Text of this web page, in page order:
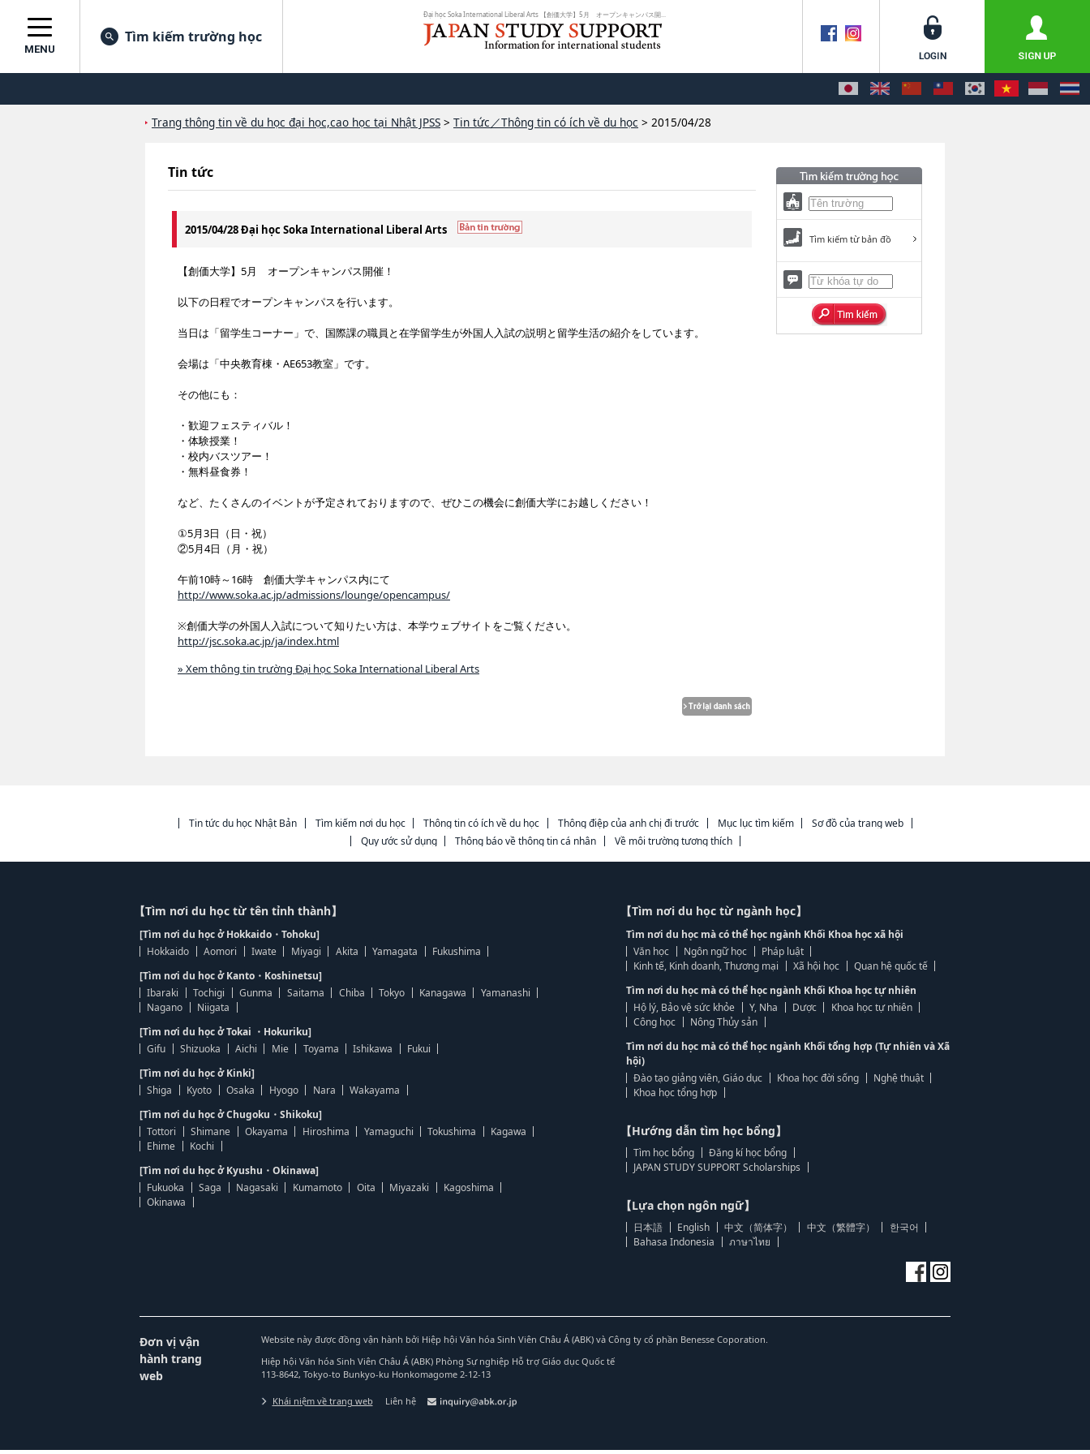
Đại học Soka International Liberal Arts 【創価大学】5月 オープンキャンパス開...
MENU
Tìm kiếm trường học
Trang thông tin về du học đại học,cao học tại Nhật JPSS > Tin tức／Thông tin có ích về du học > 2015/04/28
Tin tức
2015/04/28 Đại học Soka International Liberal Arts
【創価大学】5月 オープンキャンパス開催！
以下の日程でオープンキャンパスを行います。
当日は「留学生コーナー」で、国際課の職員と在学留学生が外国人入試の説明と留学生活の紹介をしています。
会場は「中央教育棟・AE653教室」です。
その他にも：
・歓迎フェスティバル！
・体験授業！
・校内バスツアー！
・無料昼食券！
など、たくさんのイベントが予定されておりますので、ぜひこの機会に創価大学にお越しください！
①5月3日（日・祝）
②5月4日（月・祝）
午前10時～16時 創価大学キャンパス内にて
http://www.soka.ac.jp/admissions/lounge/opencampus/
※創価大学の外国人入試について知りたい方は、本学ウェブサイトをご覧ください。
http://jsc.soka.ac.jp/ja/index.html
» Xem thông tin trường Đại học Soka International Liberal Arts
Tìm kiếm từ bản đồ
Tin tức du học Nhật Bản Tìm kiếm nơi du học Thông tin có ích về du học Thông điệp của anh chị đi trước Mục lục tìm kiếm
Sơ đồ của trang web
Quy ước sử dụng
Thông báo về thông tin cá nhân Về môi trường tương thích
【Tìm nơi du học từ tên tỉnh thành】
[Tìm nơi du học ở Hokkaido・Tohoku]
Hokkaido
Aomori Iwate Miyagi Akita Yamagata
Fukushima
[Tìm nơi du học ở Kanto・Koshinetsu]
Ibaraki
Tochigi Gunma Saitama Chiba Tokyo Kanagawa
Yamanashi
Nagano
Niigata
[Tìm nơi du học ở Tokai ・Hokuriku]
Gifu
Shizuoka Aichi Mie Toyama Ishikawa
Fukui
[Tìm nơi du học ở Kinki]
Shiga
Kyoto Osaka Hyogo Nara
Wakayama
[Tìm nơi du học ở Chugoku・Shikoku]
Tottori
Shimane Okayama Hiroshima Yamaguchi Tokushima
Kagawa
Ehime
Kochi
[Tìm nơi du học ở Kyushu・Okinawa]
Fukuoka
Saga Nagasaki Kumamoto Oita Miyazaki
Kagoshima
Okinawa
【Tìm nơi du học từ ngành học】
Tìm nơi du học mà có thể học ngành Khối Khoa học xã hội
Văn học
Ngôn ngữ học
Pháp luật
Kinh tế, Kinh doanh, Thương mại
Xã hội học
Quan hệ quốc tế
Tìm nơi du học mà có thể học ngành Khối Khoa học tự nhiên
Hộ lý, Bảo vệ sức khỏe
Y, Nha Dược
Khoa học tự nhiên
Công học
Nông Thủy sản
Tìm nơi du học mà có thể học ngành Khối tổng hợp (Tự nhiên và Xã
hội)
Đào tạo giảng viên, Giáo dục
Khoa học đời sống
Nghệ thuật
Khoa học tổng hợp
【Hướng dẫn tìm học bổng】
Tìm học bổng
Đăng kí học bổng
JAPAN STUDY SUPPORT Scholarships
【Lựa chọn ngôn ngữ】
日本語 English 中文（简体字） 中文（繁體字）
한국어
Bahasa Indonesia
ภาษาไทย
Đơn vị vận
hành trang
web
Website này được đồng vận hành bởi Hiệp hội Văn hóa Sinh Viên Châu Á (ABK) và Công ty cổ phần Benesse Coporation.
Hiệp hội Văn hóa Sinh Viên Châu Á (ABK) Phòng Sự nghiệp Hỗ trợ Giáo dục Quốc tế
113-8642, Tokyo-to Bunkyo-ku Honkomagome 2-12-13
Khái niệm về trang web Liên hệ